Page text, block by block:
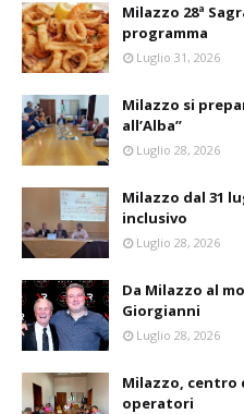
Milazzo 28ª
programma
Luglio 31, 2026
Milazzo si
all’Alba”
Luglio 28, 2026
Milazzo dal 31
inclusivo
Luglio 28, 2026
Da Milazzo al
Giorgianni
Luglio 28, 2026
Milazzo,
operatori